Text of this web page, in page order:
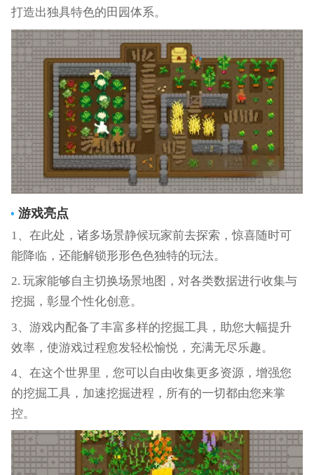
打造出独具特色的田园体系。
游戏亮点
1、在此处，诸多场景静候玩家前去探索，惊喜随时可
能降临，还能解锁形形色色独特的玩法。
2. 玩家能够自主切换场景地图，对各类数据进行收集与
挖掘，彰显个性化创意。
3、游戏内配备了丰富多样的挖掘工具，助您大幅提升
效率，使游戏过程愈发轻松愉悦，充满无尽乐趣。
4、在这个世界里，您可以自由收集更多资源，增强您
的挖掘工具，加速挖掘进程，所有的一切都由您来掌
控。